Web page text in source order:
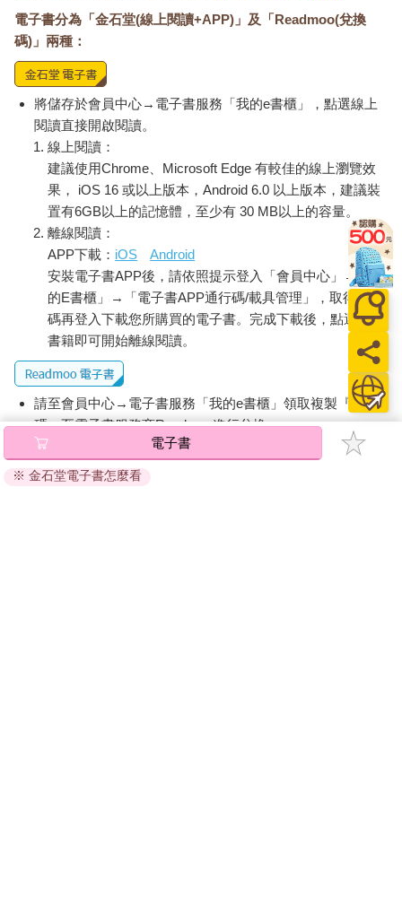
電子書分為「金石堂(線上閱讀+APP)」及「Readmoo(兌換
碼)」兩種：
將儲存於會員中心→電子書服務「我的e書櫃」，點選線上
閱讀直接開啟閱讀。
線上閱讀：
建議使用Chrome、Microsoft Edge 有較佳的線上瀏覽效
果， iOS 16 或以上版本，Android 6.0 以上版本，建議裝
置有6GB以上的記憶體，至少有 30 MB以上的容量。
離線閱讀：
APP下載： iOS
Android
安裝電子書APP後，請依照提示登入「會員中心」→「我
的E書櫃」→「電子書APP通行碼/載具管理」，取得通行
碼再登入下載您所購買的電子書。完成下載後，點選任一
書籍即可開始離線閱讀。
請至會員中心→電子書服務「我的e書櫃」領取複製『兌換
碼』至電子書服務商Readmoo進行兌換。
退換貨須知：
因版權保護，您在金石堂所購買的電子書僅能以金石堂專屬
電子書
※ 金石堂電子書怎麼看